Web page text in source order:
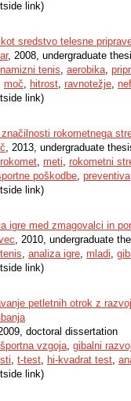
link)
sredstvo telesne
, 2008, undergraduate
namizni tenis, aerobika,
moč, hitrost, ravnotežje,
link)
značilnosti rokometnega
, 2013, undergraduate
rokomet, meti, rokometni
poškodbe, preventiva
link)
igre med zmagovalci in
, 2010, undergraduate
tenis, analiza igre, mladi,
link)
petletnih otrok z
doctoral dissertation
športna vzgoja, gibalni
, t-test, hi-kvadrat test,
link)